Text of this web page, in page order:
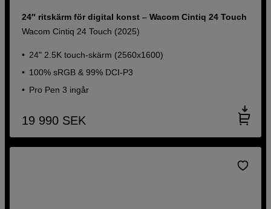
24″ ritskärm för digital konst – Wacom Cintiq 24 Touch
Wacom Cintiq 24 Touch (2025)
24" 2.5K touch-skärm (2560x1600)
100% sRGB & 99% DCI-P3
Pro Pen 3 ingår
19 990 SEK